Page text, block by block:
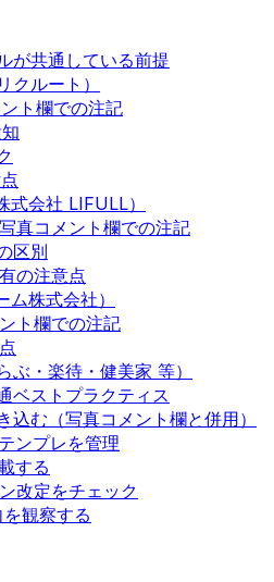
が共通している前提
ルート）
ト欄での注記
会社 LIFULL）
真コメント欄での注記
区別
の注意点
株式会社）
ト欄での注記
ぶ・楽待・健美家 等）
ベストプラクティス
込む（写真コメント欄と併用）
ンプレを管理
する
改定をチェック
観察する